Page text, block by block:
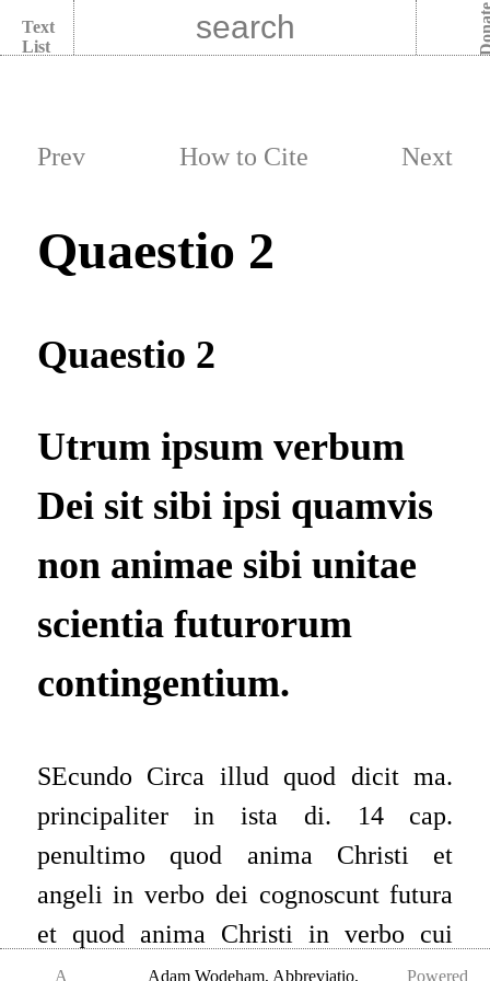
Text
List
Prev How to Cite Next
Quaestio 2
Quaestio 2
Utrum ipsum verbum
Dei sit sibi ipsi quamvis
non animae sibi unitae
scientia futurorum
contingentium.
SEcundo Circa illud quod dicit ma.
principaliter in ista di. 14 cap.
penultimo quod anima Christi et
angeli in verbo dei cognoscunt futura
et quod anima Christi in verbo cui
vnita est liquidius et praesentius omni
A Adam Wodeham, Abbreviatio, Powered